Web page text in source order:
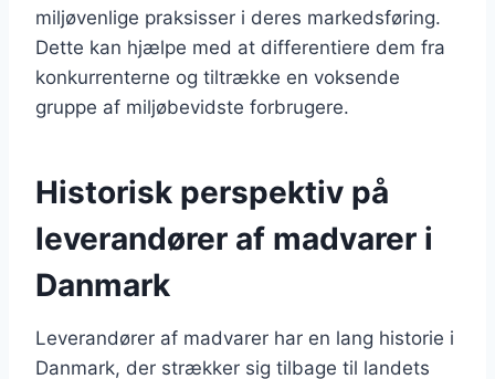
miljøvenlige praksisser i deres markedsføring.
Dette kan hjælpe med at differentiere dem fra
konkurrenterne og tiltrække en voksende
gruppe af miljøbevidste forbrugere.
Historisk perspektiv på
leverandører af madvarer i
Danmark
Leverandører af madvarer har en lang historie i
Danmark, der strækker sig tilbage til landets